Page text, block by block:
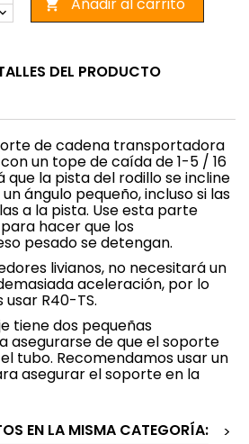
 Añadir al carrito
DEL PRODUCTO
de cadena transportadora
un tope de caída de 1-5 / 16
que la pista del rodillo se incline
ángulo pequeño, incluso si las
a la pista. Use esta parte
hacer que los
pesado se detengan.
livianos, no necesitará un
aceleración, por lo
R40-TS.
tiene dos pequeñas
asegurarse de que el soporte
tubo. Recomendamos usar un
asegurar el soporte en la
EN LA MISMA CATEGORÍA:
>